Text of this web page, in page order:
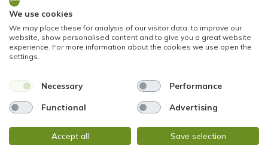
Wohnung mit Balkon, Einbauküche, PKW-
Stellplatz
Etagenwohnung
We use cookies
We may place these for analysis of our visitor data, to improve our
website, show personalised content and to give you a great website
experience. For more information about the cookies we use open the
settings.
Necessary Performance
Functional Advertising
Accept all Save selection